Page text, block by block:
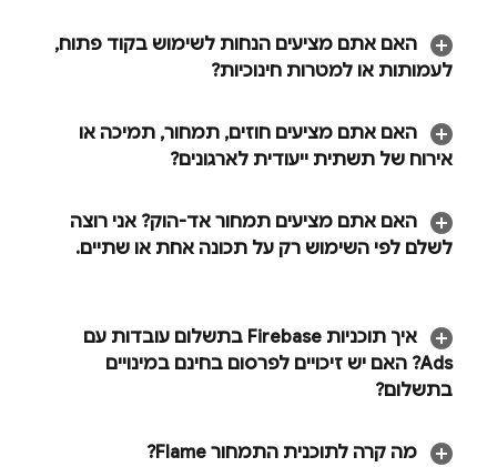
האם אתם מציעים הנחות לשימוש בקוד פתוח,
לעמותות או למטרות חינוכיות?
האם אתם מציעים חוזים, תמחור, תמיכה או
אירוח של תשתית ייעודית לארגונים?
האם אתם מציעים תמחור אד-הוק? אני רוצה
לשלם לפי השימוש רק על תכונה אחת או שתיים.
איך תוכניות Firebase בתשלום עובדות עם
Ads? האם יש זיכויים לפרסום בחינם במינויים
בתשלום?
מה קרה לתוכנית התמחור Flame?